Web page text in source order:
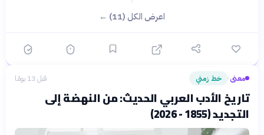
اعرض الكل (11) ←
معنى› خط زمني قبل 13 يومًا
تاريخ الأدب العربي الحديث: من النهضة إلى
التجديد (1855 - 2026)